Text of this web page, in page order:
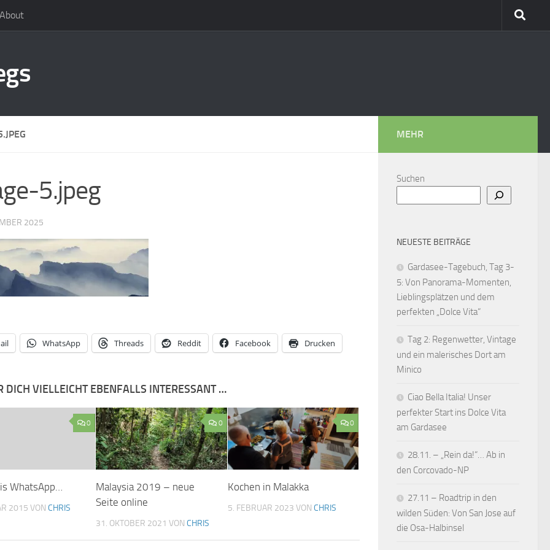
About
5.jpeg
2025
WhatsApp Threads Reddit Facebook Drucken
DICH VIELLEICHT EBENFALLS INTERESSANT …
0
WhatsApp…
2015 VON CHRIS
0
Malaysia 2019 – neue
Seite online
31. OKTOBER 2021 VONCHRIS
0
Kochen in Malakka
5. FEBRUAR 2023 VON CHRIS
MEHR
Suchen
NEUESTE BEITRÄGE
Gardasee-Tagebuch, Tag 3-
5: Von Panorama-Momenten,
Lieblingsplätzen und dem
perfekten „Dolce Vita“
Tag 2: Regenwetter, Vintage
und ein malerisches Dort am
Minico
Ciao Bella Italia! Unser
perfekter Start ins Dolce Vita
am Gardasee
28.11. – „Rein da!“… Ab in
den Corcovado-NP
27.11 – Roadtrip in den
wilden Süden: Von San Jose auf
die Osa-Halbinsel